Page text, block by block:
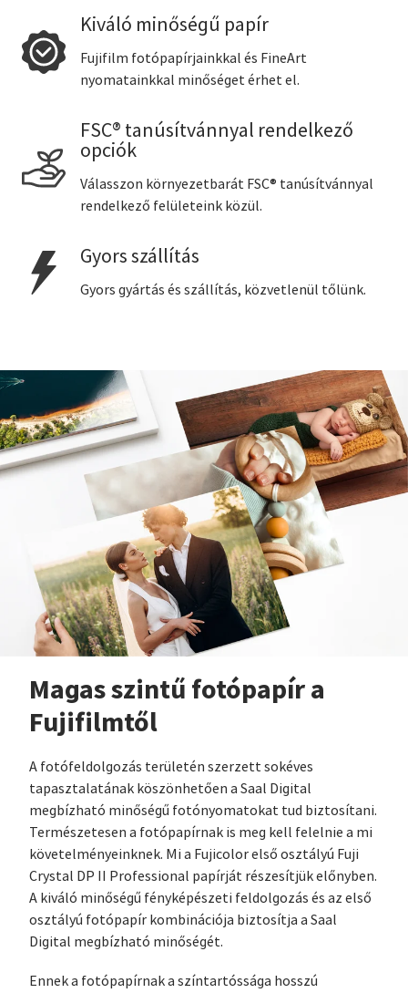
Kiváló minőségű papír
Fujifilm fotópapírjainkkal és FineArt
nyomatainkkal minőséget érhet el.
FSC® tanúsítvánnyal rendelkező
opciók
Válasszon környezetbarát FSC® tanúsítvánnyal
rendelkező felületeink közül.
Gyors szállítás
Gyors gyártás és szállítás, közvetlenül tőlünk.
Magas szintű fotópapír a
Fujifilmtől
A fotófeldolgozás területén szerzett sokéves
tapasztalatának köszönhetően a Saal Digital
megbízható minőségű fotónyomatokat tud biztosítani.
Természetesen a fotópapírnak is meg kell felelnie a mi
követelményeinknek. Mi a Fujicolor első osztályú Fuji
Crystal DP II Professional papírját részesítjük előnyben.
A kiváló minőségű fényképészeti feldolgozás és az első
osztályú fotópapír kombinációja biztosítja a Saal
Digital megbízható minőségét.
Ennek a fotópapírnak a színtartóssága hosszú